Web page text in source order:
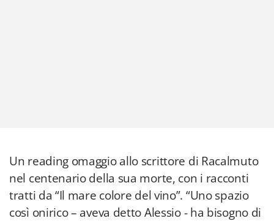
Un reading omaggio allo scrittore di Racalmuto
nel centenario della sua morte, con i racconti
tratti da “Il mare colore del vino”. “Uno spazio
così onirico – aveva detto Alessio - ha bisogno di